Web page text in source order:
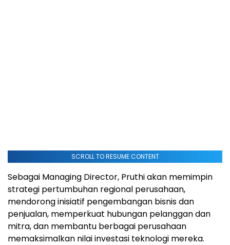
SCROLL TO RESUME CONTENT
Sebagai Managing Director, Pruthi akan memimpin
strategi pertumbuhan regional perusahaan,
mendorong inisiatif pengembangan bisnis dan
penjualan, memperkuat hubungan pelanggan dan
mitra, dan membantu berbagai perusahaan
memaksimalkan nilai investasi teknologi mereka.